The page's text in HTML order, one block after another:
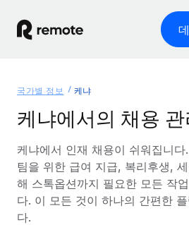
글로벌 고용
글로벌 급여
규정을 준수하며 급여 지급을 손쉽게
글로벌 서비스 제공
국가별 정보
리소스
요금
국가별 정보 케냐
케냐에서의 채용
케냐에서 인재 채용이 쉬워집니
팀을 위한 급여 지급, 복리후생,
해 스톡옵션까지 필요한 모든 작
다. 이 모든 것이 하나의 간편한
다.